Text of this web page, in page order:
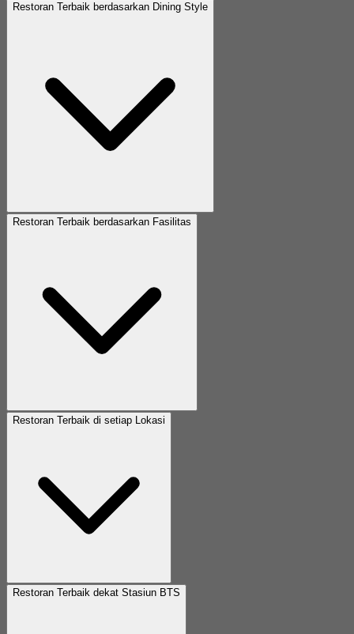
Restoran Terbaik berdasarkan Dining Style
Restoran Terbaik berdasarkan Fasilitas
Restoran Terbaik di setiap Lokasi
Restoran Terbaik dekat Stasiun BTS